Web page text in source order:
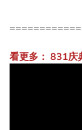
看更多： 831庆